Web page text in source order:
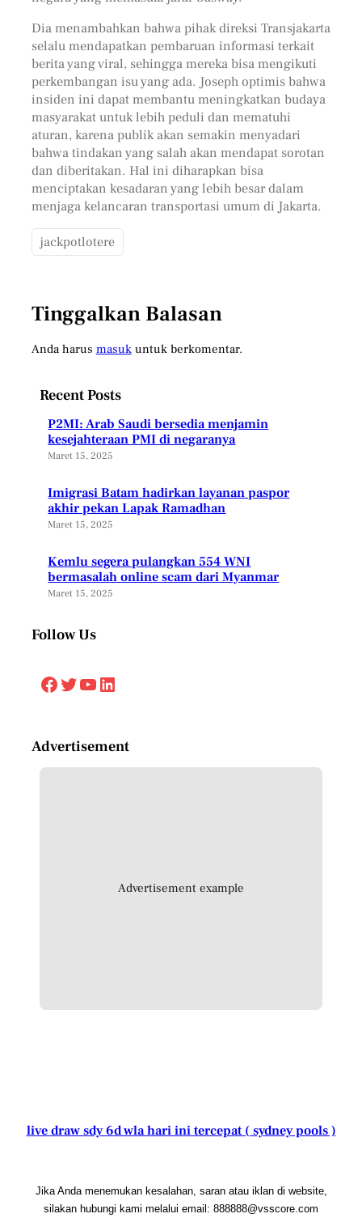
Dia menambahkan bahwa pihak direksi Transjakarta
selalu mendapatkan pembaruan informasi terkait
berita yang viral, sehingga mereka bisa mengikuti
perkembangan isu yang ada. Joseph optimis bahwa
insiden ini dapat membantu meningkatkan budaya
masyarakat untuk lebih peduli dan mematuhi
aturan, karena publik akan semakin menyadari
bahwa tindakan yang salah akan mendapat sorotan
dan diberitakan. Hal ini diharapkan bisa
menciptakan kesadaran yang lebih besar dalam
menjaga kelancaran transportasi umum di Jakarta.
jackpotlotere
Tinggalkan Balasan
Anda harus masukuntuk berkomentar.
Recent Posts
P2MI: Arab Saudi bersedia menjamin
kesejahteraan PMI di negaranya
Maret 15, 2025
Imigrasi Batam hadirkan layanan paspor
akhir pekan Lapak Ramadhan
Maret 15, 2025
Kemlu segera pulangkan 554 WNI
bermasalah online scam dari Myanmar
Maret 15, 2025
Follow Us
Facebook Twitter YouTube LinkedIn
Advertisement
Advertisement example
live draw sdy 6d wla hari ini tercepat ( sydney pools )
Jika Anda menemukan kesalahan, saran atau iklan di website,
silakan hubungi kami melalui email: 888888@vsscore.com